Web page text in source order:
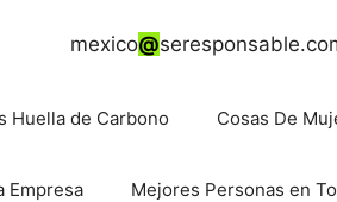
mexico@
Huella de Carbono Cosas De
Empresa Mejores Personas en